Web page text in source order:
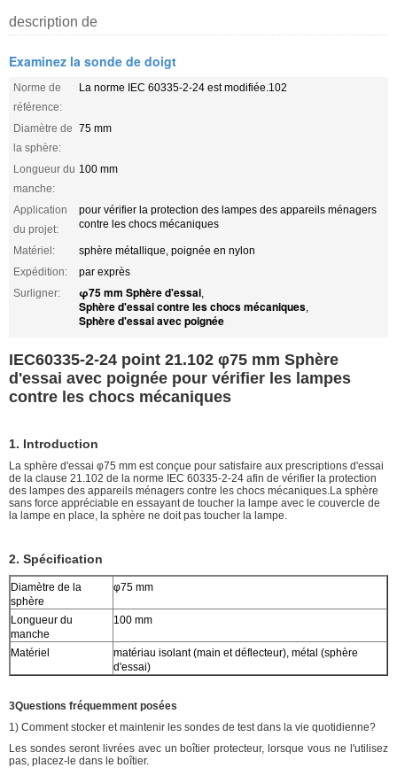
description de
Examinez la sonde de doigt
Norme de
référence:
La norme IEC 60335-2-24 est modifiée.102
Diamètre de
la sphère:
75 mm
Longueur du
manche:
100 mm
Application
du projet:
pour vérifier la protection des lampes des appareils ménagers
contre les chocs mécaniques
Matériel:
sphère métallique, poignée en nylon
Expédition:
par exprès
Surligner:
φ75 mm Sphère d'essai,
Sphère d'essai contre les chocs mécaniques,
Sphère d'essai avec poignée
IEC60335-2-24 point 21.102 φ75 mm Sphère
d'essai avec poignée pour vérifier les lampes
contre les chocs mécaniques
1. Introduction
La sphère d'essai φ75 mm est conçue pour satisfaire aux prescriptions d'essai
de la clause 21.102 de la norme IEC 60335-2-24 afin de vérifier la protection
des lampes des appareils ménagers contre les chocs mécaniques.La sphère
sans force appréciable en essayant de toucher la lampe avec le couvercle de
la lampe en place, la sphère ne doit pas toucher la lampe.
2. Spécification
Diamètre de la
sphère
φ75 mm
Longueur du
manche
100 mm
Matériel
matériau isolant (main et déflecteur), métal (sphère
d'essai)
3Questions fréquemment posées
1) Comment stocker et maintenir les sondes de test dans la vie quotidienne?
Les sondes seront livrées avec un boîtier protecteur, lorsque vous ne l'utilisez
pas, placez-le dans le boîtier.